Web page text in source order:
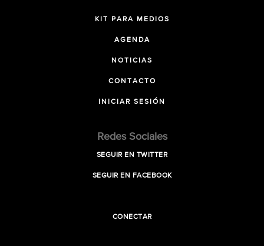
KIT PARA MEDIOS
AGENDA
NOTICIAS
CONTACTO
INICIAR SESIÓN
Redes Sociales
SEGUIR EN TWITTER
SEGUIR EN FACEBOOK
CONECTAR